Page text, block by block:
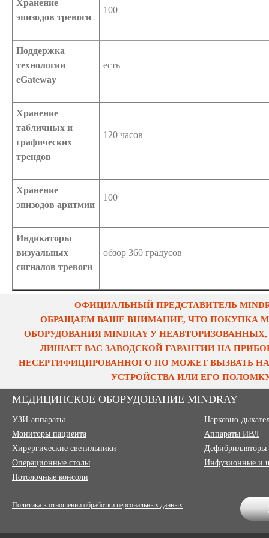
Хранение
эпизодов тревоги
100
Поддержка
технологии
eGateway
есть
Хранение
табличных и
графических
трендов
120 часов
Хранение
эпизодов аритмии
100
Индикаторы
визуальных
сигналов тревоги
обзор 360 градусов
ОФИЦИАЛЬНЫЙ ПРЕДСТАВИТЕЛЬ
ОБРАЩАЕМ ВАШЕ ВНИМАНИЕ, ЧТО ПОКУПКА
ОБОРУДОВАНИЯ MINDRAY У
ЛИШАЕТ ВАС ЗАВОДСКОЙ ГАРАНТИИ НА
НЕСЕРТИФИЦИРОВАННОГО ПО МОЖЕТ ВЫЗВАТЬ
УСТРОЙСТВА ИЛИ ЕГО
МЕДИЦИНСКОЕ ОБОРУДОВАНИЕ MINDRAY
УЗИ-аппараты
Мониторы пациента
Хирургические светильники
Операционные столы
Потолочные консоли
Наркозно-
Аппараты ИВЛ
Дефибрилляторы
Инфузионные и
Политика в отношении обработки персональных данных